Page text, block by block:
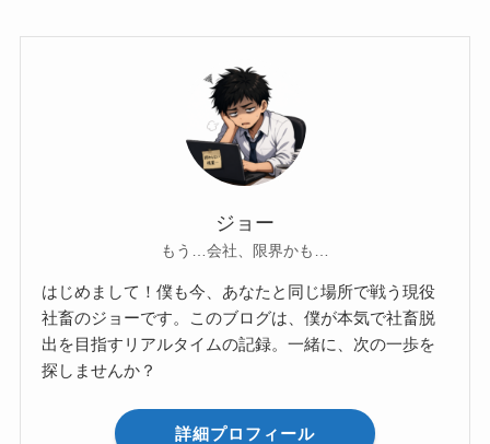
ジョー
もう…会社、限界かも…
はじめまして！僕も今、あなたと同じ場所で戦う現役
社畜のジョーです。このブログは、僕が本気で社畜脱
出を目指すリアルタイムの記録。一緒に、次の一歩を
探しませんか？
詳細プロフィール